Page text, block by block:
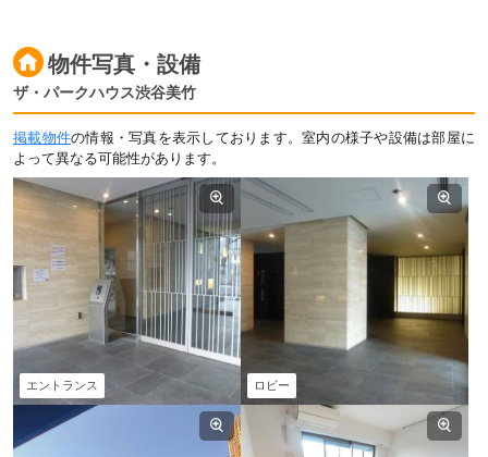
物件写真・設備
ザ・パークハウス渋谷美竹
掲載物件の情報・写真を表示しております。室内の様子や設備は部屋に
よって異なる可能性があります。
エントランス ロビー